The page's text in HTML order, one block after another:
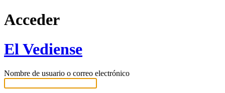
Acceder
El Vediense
Nombre de usuario o correo electrónico